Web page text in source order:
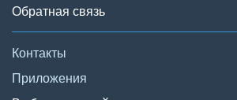
Обратная связь
Контакты
Приложения